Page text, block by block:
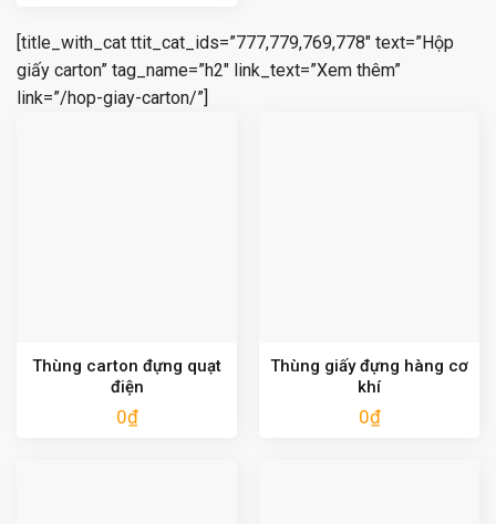
[title_with_cat ttit_cat_ids=”777,779,769,778″ text=”Hộp
giấy carton” tag_name=”h2″ link_text=”Xem thêm”
link=”/hop-giay-carton/”]
Thùng carton đựng quạt
điện
0₫
Thùng giấy đựng hàng cơ
khí
0₫